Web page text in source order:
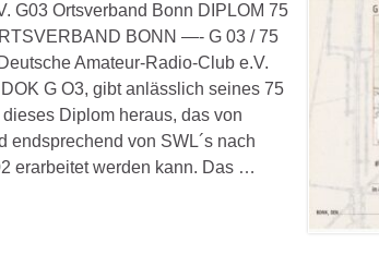
G03 Ortsverband Bonn DIPLOM 75
BONN —- G 03 / 75
Amateur-Radio-Club e.V.
G O3, gibt anlässlich seines 75
Diplom heraus, das von
endsprechend von SWL´s nach
erarbeitet werden kann. Das …